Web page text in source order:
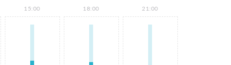
15:00 18:00 21:00